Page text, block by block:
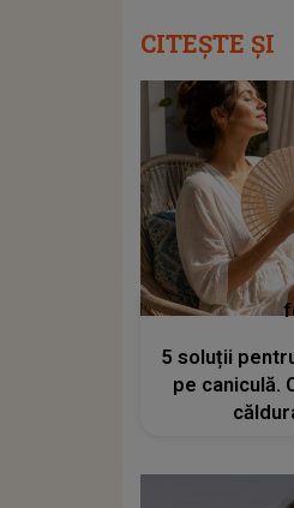
CITEȘTE ȘI
5 soluții
pe caniculă.